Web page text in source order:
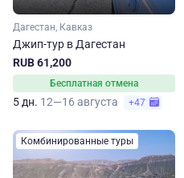
Дагестан, Кавказ
Джип-тур в Дагестан
RUB 61,200
Бесплатная отмена
5 дн. 12—16 августа +47
Комбинированные туры